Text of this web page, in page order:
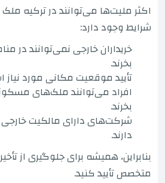
اکثر ملیت‌ها می‌توانند در ترکیه ملک
شرایط وجود دارد:
خریداران خارجی نمی‌توانند
بخرند.
تأیید موقعیت مکانی مورد نیاز
افراد می‌توانند ملک‌های
بخرند.
شرکت‌های دارای مالکیت
دارند.
بنابراین، همیشه برای جلوگیری از
متخصص تأیید کنید.